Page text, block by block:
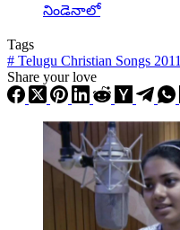
నిండెనాలో
Tags
# Telugu Christian Songs 2011
Share your love